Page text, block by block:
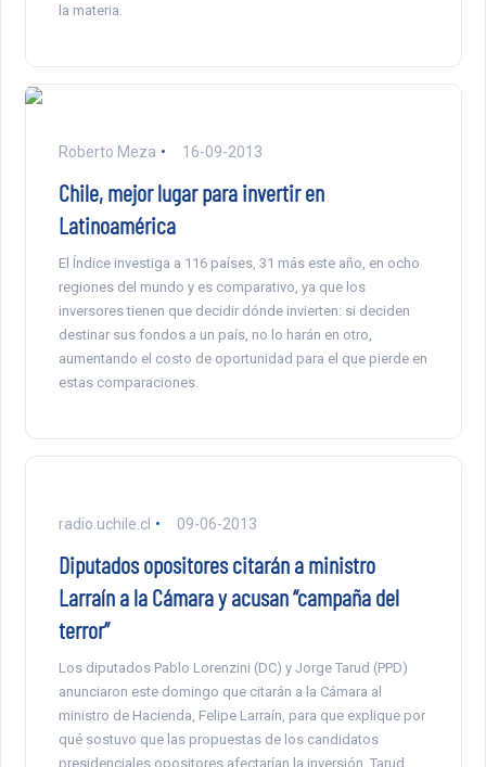
la materia.
Roberto Meza 16-09-2013
Chile, mejor lugar para invertir en
Latinoamérica
El Índice investiga a 116 países, 31 más este año, en ocho
regiones del mundo y es comparativo, ya que los
inversores tienen que decidir dónde invierten: si deciden
destinar sus fondos a un país, no lo harán en otro,
aumentando el costo de oportunidad para el que pierde en
estas comparaciones.
radio.uchile.cl 09-06-2013
Diputados opositores citarán a ministro
Larraín a la Cámara y acusan “campaña del
terror”
Los diputados Pablo Lorenzini (DC) y Jorge Tarud (PPD)
anunciaron este domingo que citarán a la Cámara al
ministro de Hacienda, Felipe Larraín, para que explique por
qué sostuvo que las propuestas de los candidatos
presidenciales opositores afectarían la inversión. Tarud,